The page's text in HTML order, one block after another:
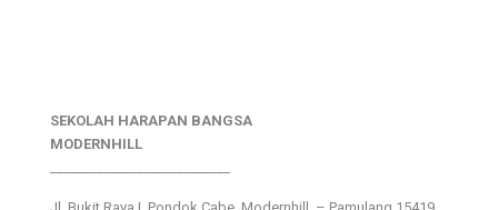
SEKOLAH HARAPAN BANGSA
MODERNHILL